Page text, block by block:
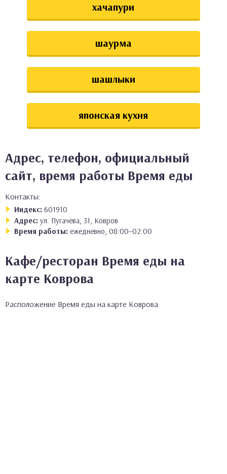
хачапури
шаурма
шашлыки
японская кухня
Адрес, телефон, официальный
сайт, время работы Время еды
Контакты:
Индекс: 601910
Адрес: ул. Пугачёва, 31, Ковров
Время работы: ежедневно, 08:00–02:00
Кафе/ресторан Время еды на
карте Коврова
Расположение Время еды на карте Коврова